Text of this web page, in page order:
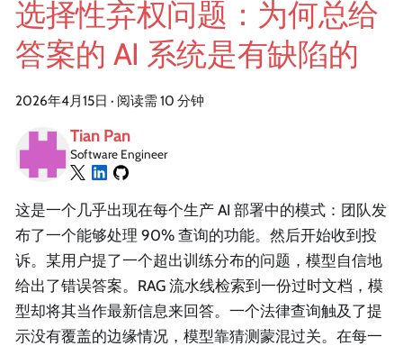
选择性弃权问题：为何总给
答案的 AI 系统是有缺陷的
2026年4月15日 · 阅读需 10 分钟
Tian Pan
Software Engineer
这是一个几乎出现在每个生产 AI 部署中的模式：团队发
布了一个能够处理 90% 查询的功能。然后开始收到投
诉。某用户提了一个超出训练分布的问题，模型自信地
给出了错误答案。RAG 流水线检索到一份过时文档，模
型却将其当作最新信息来回答。一个法律查询触及了提
示没有覆盖的边缘情况，模型靠猜测蒙混过关。在每一